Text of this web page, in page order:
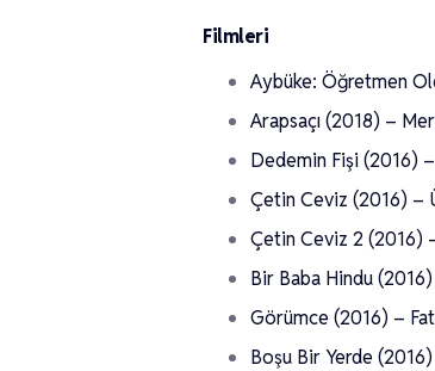
Filmleri
Aybüke: Öğretmen
Arapsaçı (2018) –
Dedemin Fişi (2016)
Çetin Ceviz (2016) –
Çetin Ceviz 2 (2016)
Bir Baba Hindu
Görümce (2016) –
Boşu Bir Yerde (2016)